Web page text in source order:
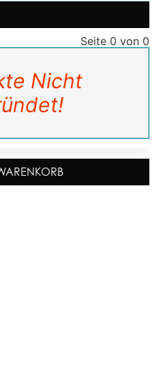
Seite 0 von 0
Nicht